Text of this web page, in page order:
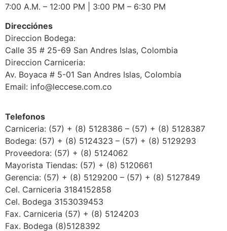
7:00 A.M. – 12:00 PM | 3:00 PM – 6:30 PM
Direcciónes
Direccion Bodega:
Calle 35 # 25-69 San Andres Islas, Colombia
Direccion Carniceria:
Av. Boyaca # 5-01 San Andres Islas, Colombia
Email: info@leccese.com.co
Telefonos
Carniceria: (57) + (8) 5128386 – (57) + (8) 5128387
Bodega: (57) + (8) 5124323 – (57) + (8) 5129293
Proveedora: (57) + (8) 5124062
Mayorista Tiendas: (57) + (8) 5120661
Gerencia: (57) + (8) 5129200 – (57) + (8) 5127849
Cel. Carniceria 3184152858
Cel. Bodega 3153039453
Fax. Carniceria (57) + (8) 5124203
Fax. Bodega (8)5128392